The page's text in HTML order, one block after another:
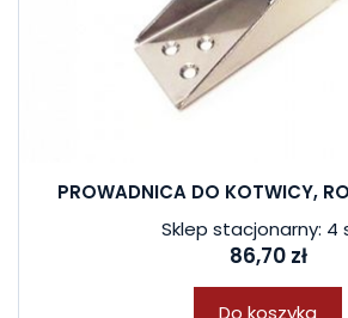
PROWADNICA DO KOTWICY,
Sklep stacjonarny: 4
86,70 zł
Do koszyka